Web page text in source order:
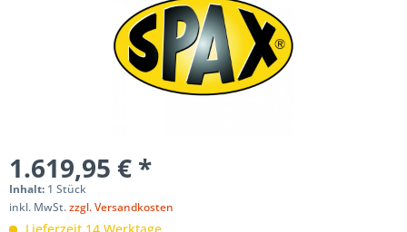
1.619,95 € *
Inhalt: 1 Stück
inkl. MwSt.zzgl. Versandkosten